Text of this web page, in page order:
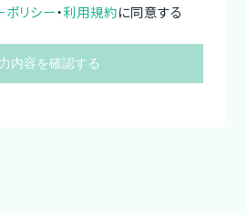
ポリシー・利用規約に同意する
内容を確認する